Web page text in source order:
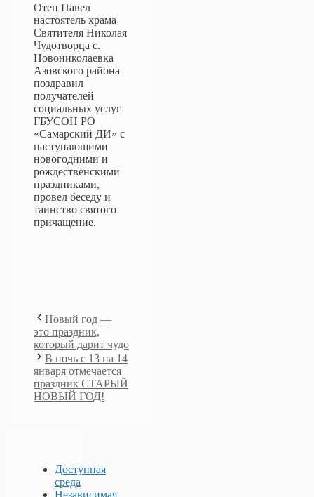
Отец Павел
настоятель храма
Святителя Николая
Чудотворца с.
Новониколаевка
Азовского района
поздравил
получателей
социальных услуг
ГБУСОН РО
«Самарский ДИ» с
наступающими
новогодними и
рождественскими
праздниками,
провел беседу и
таинство святого
причащение.
Новый год —
это праздник,
который дарит чудо
В ночь с 13 на 14
января отмечается
праздник СТАРЫЙ
НОВЫЙ ГОД!
Доступная
среда
Независимая